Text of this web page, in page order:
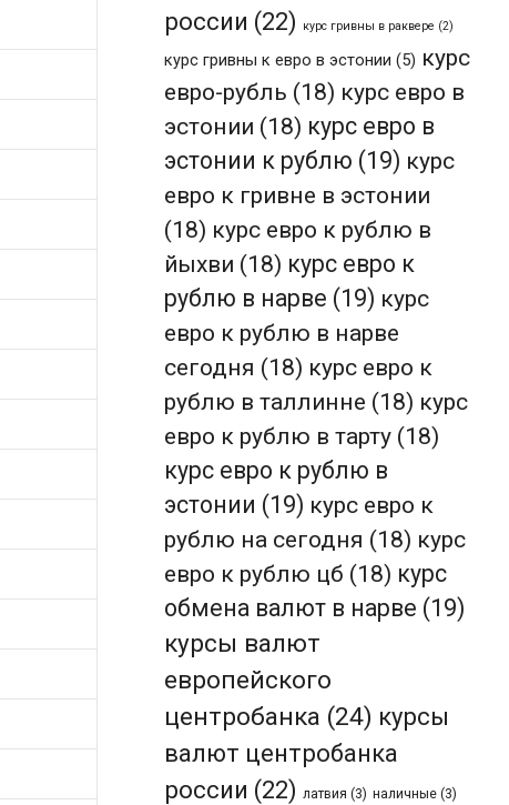
россии (22) курс гривны в раквере (2)
курс гривны к евро в эстонии (5) курс
евро-рубль (18) курс евро в
эстонии (18) курс евро в
эстонии к рублю (19) курс
евро к гривне в эстонии
(18) курс евро к рублю в
йыхви (18) курс евро к
рублю в нарве (19) курс
евро к рублю в нарве
сегодня (18) курс евро к
рублю в таллинне (18) курс
евро к рублю в тарту (18)
курс евро к рублю в
эстонии (19) курс евро к
рублю на сегодня (18) курс
евро к рублю цб (18) курс
обмена валют в нарве (19)
курсы валют
европейского
центробанка (24) курсы
валют центробанка
россии (22) латвия (3) наличные (3)